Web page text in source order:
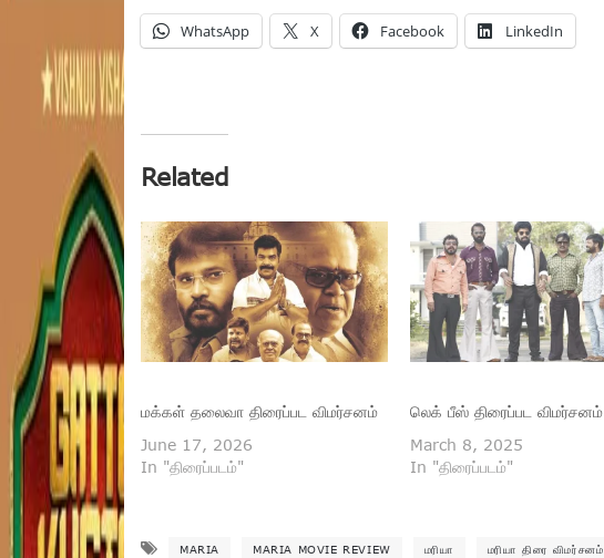
WhatsApp X Facebook LinkedIn
Related
மக்கள் தலைவா திரைப்பட விமர்சனம்
June 17, 2026
In "திரைப்படம்"
லெக் பீஸ் திரைப்பட விமர்சனம்
March 8, 2025
In "திரைப்படம்"
MARIA MARIA MOVIE REVIEW மரியா மரியா திரை விமர்சனம்